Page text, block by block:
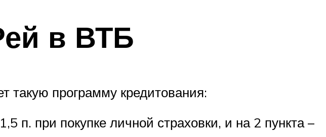
в ВТБ
такую программу кредитования:
п. при покупке личной страховки, и на 2 пункта –